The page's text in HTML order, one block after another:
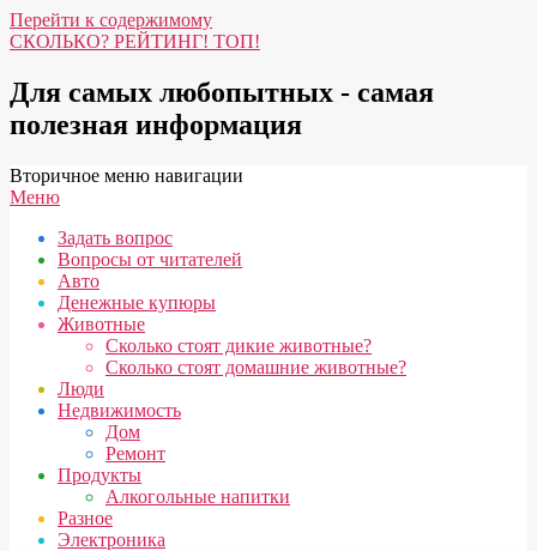
Перейти к содержимому
СКОЛЬКО? РЕЙТИНГ! ТОП!
Для самых любопытных - самая
полезная информация
Вторичное меню навигации
Меню
Задать вопрос
Вопросы от читателей
Авто
Денежные купюры
Животные
Сколько стоят дикие животные?
Сколько стоят домашние животные?
Люди
Недвижимость
Дом
Ремонт
Продукты
Алкогольные напитки
Разное
Электроника